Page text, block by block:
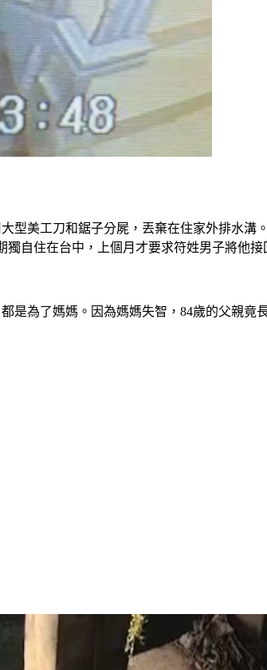
型美工刀和鋸子分屍，丟棄在住家外排水
自住在台中，上個月才要求符姓男子將他
是為了媽媽。因為媽媽失智，84歲的父親